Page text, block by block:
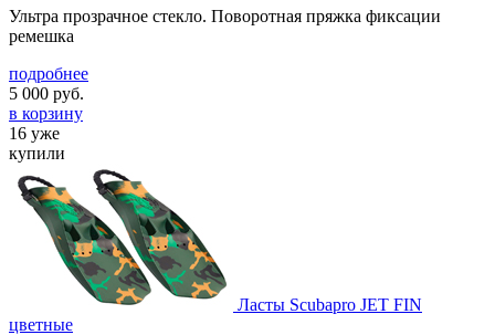
Ультра прозрачное стекло. Поворотная пряжка фиксации
ремешка
подробнее
5 000 руб.
в корзину
16 уже
купили
Ласты Scubapro JET FIN
цветные